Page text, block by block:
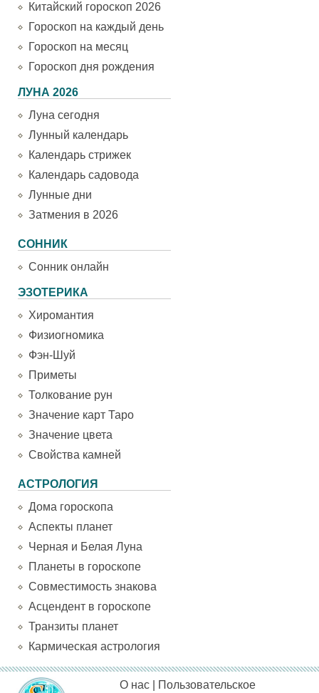
Китайский гороскоп 2026
Гороскоп на каждый день
Гороскоп на месяц
Гороскоп дня рождения
ЛУНА 2026
Луна сегодня
Лунный календарь
Календарь стрижек
Календарь садовода
Лунные дни
Затмения в 2026
СОННИК
Сонник онлайн
ЭЗОТЕРИКА
Хиромантия
Физиогномика
Фэн-Шуй
Приметы
Толкование рун
Значение карт Таро
Значение цвета
Свойства камней
АСТРОЛОГИЯ
Дома гороскопа
Аспекты планет
Черная и Белая Луна
Планеты в гороскопе
Совместимость знакова
Асцендент в гороскопе
Транзиты планет
Кармическая астрология
О нас
Пользовательское